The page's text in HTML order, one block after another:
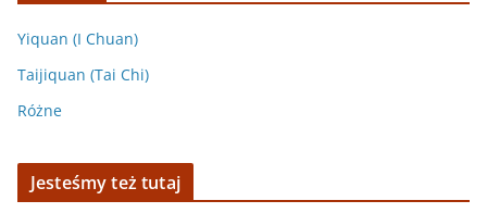
Yiquan (I Chuan)
Taijiquan (Tai Chi)
Różne
Jesteśmy też tutaj